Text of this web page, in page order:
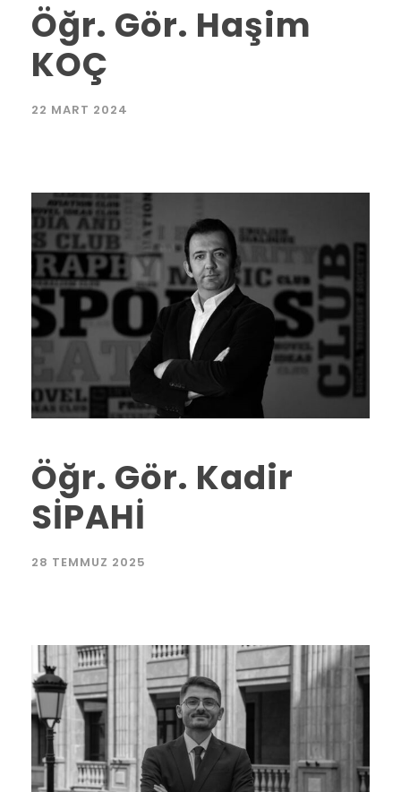
Öğr. Gör. Haşim
KOÇ
22 MART 2024
Öğr. Gör. Kadir
SİPAHİ
28 TEMMUZ 2025